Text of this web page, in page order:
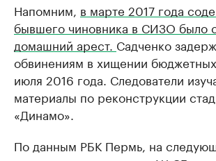
Напомним, в марте 2017 года
бывшего чиновника в СИЗО было
домашний арест. Садченко
обвинениям в хищении
июля 2016 года. Следователи
материалы по реконструкции
«Динамо».
По данным РБК Пермь, на